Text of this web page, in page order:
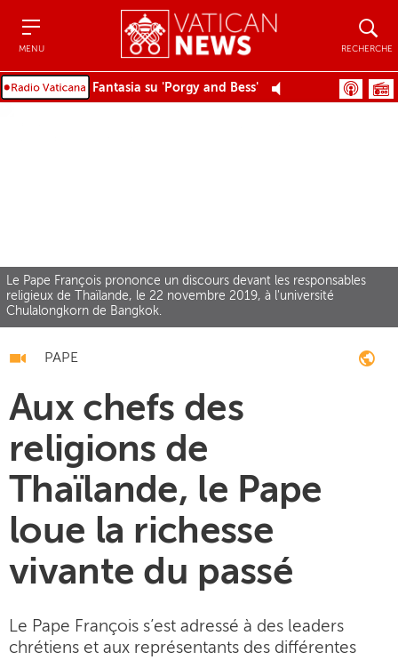
MENU RECHERCHE
Fantasia su 'Porgy and Bess'
Le Pape François prononce un discours devant les responsables
religieux de Thaïlande, le 22 novembre 2019, à l'université
Chulalongkorn de Bangkok.
PAPE
Aux chefs des
religions de
Thaïlande, le Pape
loue la richesse
vivante du passé
Le Pape François s’est adressé à des leaders
chrétiens et aux représentants des différentes